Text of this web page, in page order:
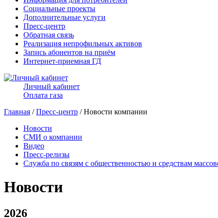
Социальные проекты
Дополнительные услуги
Пресс-центр
Обратная связь
Реализация непрофильных активов
Запись абонентов на приём
Интернет-приемная ГД
Личный кабинет
Оплата газа
Главная /Пресс-центр / Новости компании
Новости
СМИ о компании
Видео
Пресс-релизы
Служба по связям с общественностью и средствам
Новости
2026